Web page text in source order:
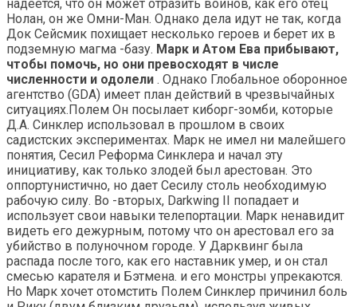
надеется, что он может отразить воинов, как его отец
Нолан, он же Омни-Ман. Однако дела идут не так, когда
Док Сейсмик похищает несколько героев и берет их в
подземную магма -базу. Марк и Атом Ева прибывают,
чтобы помочь, но они превосходят в числе
численности и одолели . Однако Глобальное оборонное
агентство (GDA) имеет план действий в чрезвычайных
ситуациях.Полем Он посылает киборг-зомби, которые
Д.А. Синклер использовал в прошлом в своих
садистских экспериментах. Марк не имел ни малейшего
понятия, Сесил Реформа Синклера и начал эту
инициативу, как только злодей был арестован. Это
оппортунистично, но дает Сесилу столь необходимую
рабочую силу. Во -вторых, Darkwing II попадает и
использует свои навыки телепортации. Марк ненавидит
видеть его дежурным, потому что он арестовал его за
убийство в полуночном городе. У Дарквинг была
распада после того, как его наставник умер, и он стал
смесью карателя и Бэтмена. и его монстры упрекаются.
Но Марк хочет отомстить Полем Синклер причинил боль